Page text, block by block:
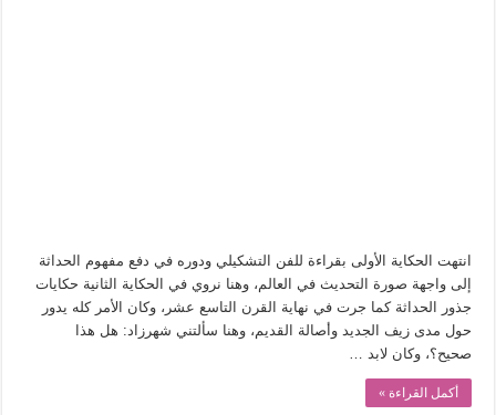
الطعام في الحضارة الإسلامية.. تاريخ يُقرأ بالنكهات
يوم شاهدت زينات صدقي على المسرح وسرحت!
من “عيش السرايا” إلى ذاكرة أم درمان.. حمور زيادة يغزل حكايات البسطاء
انتهت الحكاية الأولى بقراءة للفن التشكيلي ودوره في دفع مفهوم الحداثة
إلى واجهة صورة التحديث في العالم، وهنا نروي في الحكاية الثانية حكايات
جذور الحداثة كما جرت في نهاية القرن التاسع عشر، وكان الأمر كله يدور
حول مدى زيف الجديد وأصالة القديم، وهنا سألتني شهرزاد: هل هذا
صحيح؟، وكان لابد …
أكمل القراءة »